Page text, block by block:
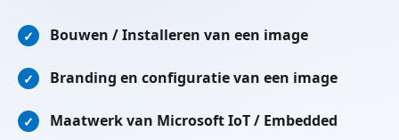
✓ Bouwen / Installeren van een image
✓ Branding en configuratie van een image
✓ Maatwerk van Microsoft IoT / Embedded